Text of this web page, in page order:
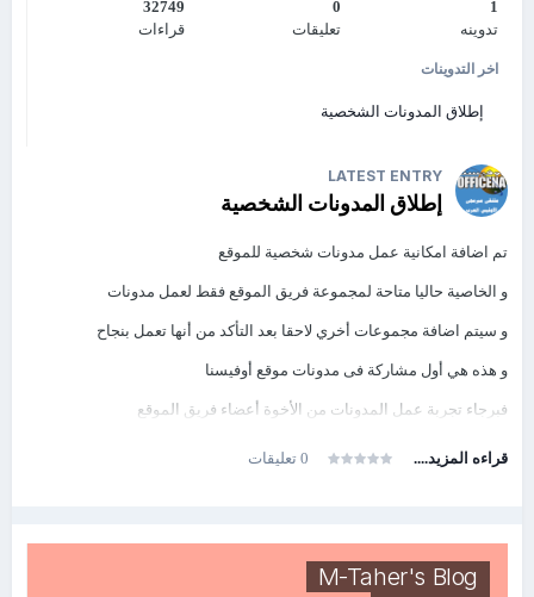
1
تدوينه
0
تعليقات
32749
قراءات
اخر التدوينات
إطلاق المدونات الشخصية
LATEST ENTRY
إطلاق المدونات الشخصية
تم اضافة امكانية عمل مدونات شخصية للموقع
و الخاصية حاليا متاحة لمجموعة فريق الموقع فقط لعمل مدونات
و سيتم اضافة مجموعات أخري لاحقا بعد التأكد من أنها تعمل بنجاح
و هذه هي أول مشاركة فى مدونات موقع أوفيسنا
فبرجاء تجربة عمل المدونات من الأخوة أعضاء فريق الموقع
قراءه المزيد.... 0 تعليقات
M-Taher's Blog